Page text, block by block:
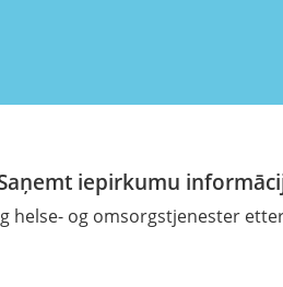
iepirkumu
helse- og omsorgstjenester